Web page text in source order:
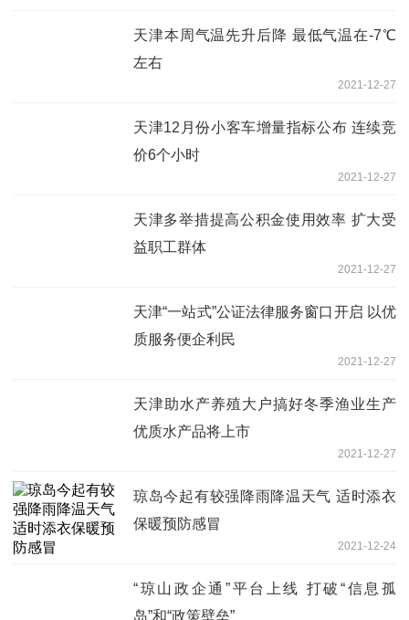
天津本周气温先升后降 最低气温在-7℃
左右
2021-12-27
天津12月份小客车增量指标公布 连续竞
价6个小时
2021-12-27
天津多举措提高公积金使用效率 扩大受
益职工群体
2021-12-27
天津“一站式”公证法律服务窗口开启 以优
质服务便企利民
2021-12-27
天津助水产养殖大户搞好冬季渔业生产
优质水产品将上市
2021-12-27
琼岛今起有较强降雨降温天气 适时添衣
保暖预防感冒
2021-12-24
“琼山政企通”平台上线 打破“信息孤
岛”和“政策壁垒”